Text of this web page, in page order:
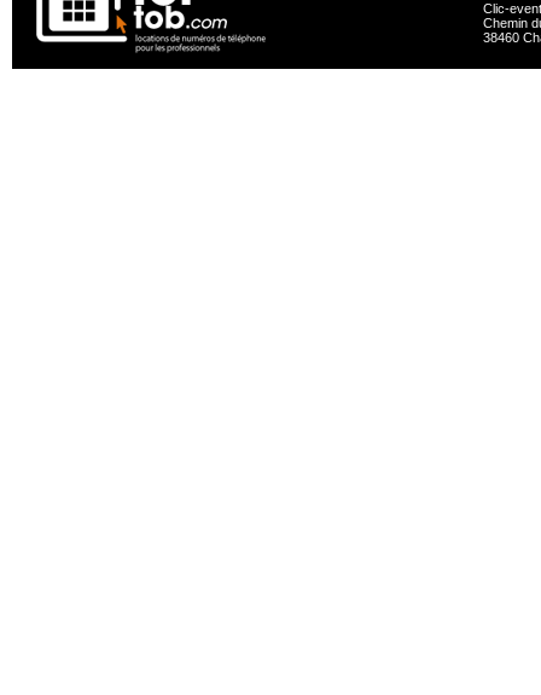
Clic-
Chemin
38460